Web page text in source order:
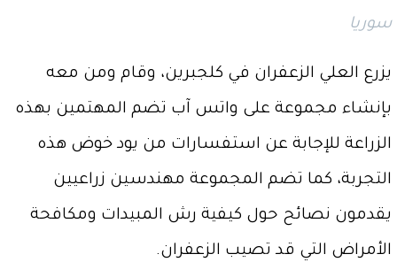
سوريا
يزرع العلي الزعفران في كلجبرين، وقام ومن معه
بإنشاء مجموعة على واتس آب تضم المهتمين بهذه
الزراعة للإجابة عن استفسارات من يود خوض هذه
التجربة، كما تضم المجموعة مهندسين زراعيين
يقدمون نصائح حول كيفية رش المبيدات ومكافحة
الأمراض التي قد تصيب الزعفران.